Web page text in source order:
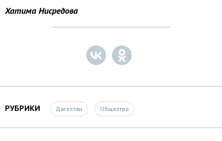
Хатима Нисредова
РУБРИКИ Дагестан Общество